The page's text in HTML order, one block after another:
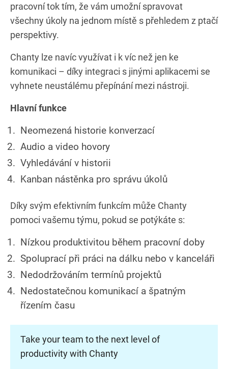
pracovní tok tím, že vám umožní spravovat
všechny úkoly na jednom místě s přehledem z ptačí
perspektivy.
Chanty lze navíc využívat i k víc než jen ke
komunikaci – díky integraci s jinými aplikacemi se
vyhnete neustálému přepínání mezi nástroji.
Hlavní funkce
Neomezená historie konverzací
Audio a video hovory
Vyhledávání v historii
Kanban nástěnka pro správu úkolů
Díky svým efektivním funkcím může Chanty
pomoci vašemu týmu, pokud se potýkáte s:
Nízkou produktivitou během pracovní doby
Spoluprací při práci na dálku nebo v kanceláři
Nedodržováním termínů projektů
Nedostatečnou komunikací a špatným
řízením času
Take your team to the next level of
productivity with Chanty